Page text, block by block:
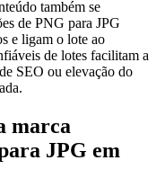
também se
de PNG para JPG
e ligam o lote ao
​​de lotes facilitam a
SEO ou elevação do
marca
JPG em